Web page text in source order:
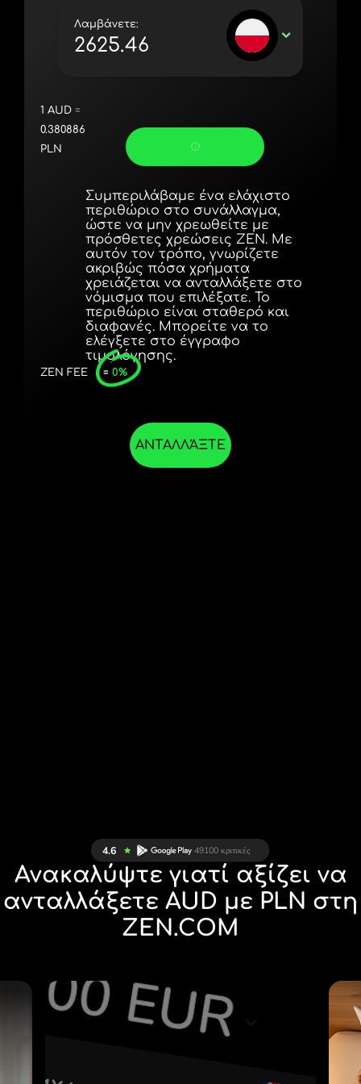
România (Română)
Sverige (Svenska)
Україна (Українська)
Singapore (English)
United Kingdom (English)
International (English)
Λαμβάνετε:
PLN
1 AUD =
0.380886
PLN
Συμπεριλάβαμε ένα ελάχιστο
περιθώριο στο συνάλλαγμα,
ώστε να μην χρεωθείτε με
πρόσθετες χρεώσεις ZEN. Με
αυτόν τον τρόπο, γνωρίζετε
ακριβώς πόσα χρήματα
χρειάζεται να ανταλλάξετε στο
νόμισμα που επιλέξατε. Το
περιθώριο είναι σταθερό και
διαφανές. Μπορείτε να το
ελέγξετε στο έγγραφο
τιμολόγησης.
ZEN FEE = 0%
ΑΝΤΑΛΛΆΞΤΕ
Ανακαλύψτε γιατί αξίζει να
ανταλλάξετε AUD με PLN στη
ZEN.COM
28 ΝΟΜΊΣΜΑΤΑ ΥΠΌ
ΣΕ ΜΙΑ ΒΟΛΙΚΉ